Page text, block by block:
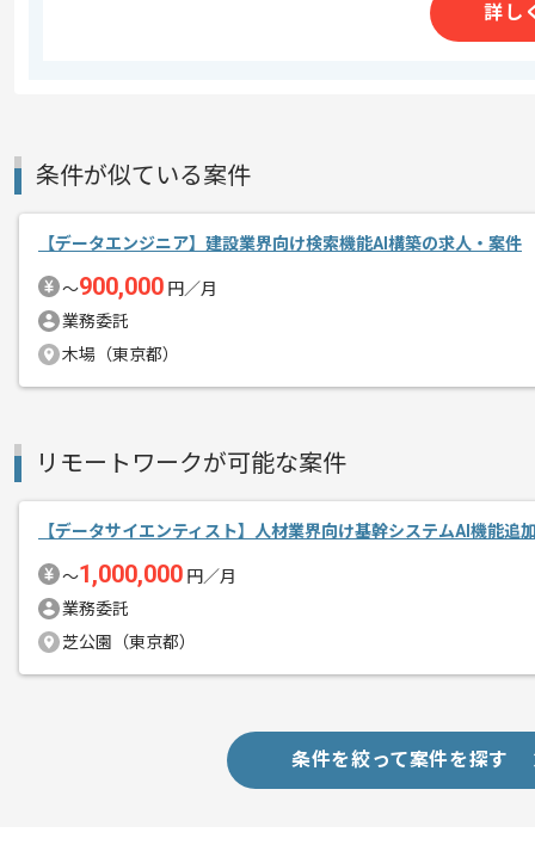
を展開している企業でございます。
基本的にはフルリモートでの作業を見込
詳し
条件が似ている案件
【データエンジニア】建設業界向け検索機能AI構築の求人・案件
〜900,000 円／月
業務委託
木場（東京都）
リモートワークが可能な案件
【データサイエンティスト】人材業界向け基幹システムAI機能追
〜1,000,000 円／月
業務委託
芝公園（東京都）
条件を絞って案件を探す